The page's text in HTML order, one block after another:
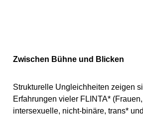
Zwischen Bühne und Blicken
Strukturelle Ungleichheiten zeigen
Erfahrungen vieler FLINTA*
intersexuelle, nicht-binäre, trans*